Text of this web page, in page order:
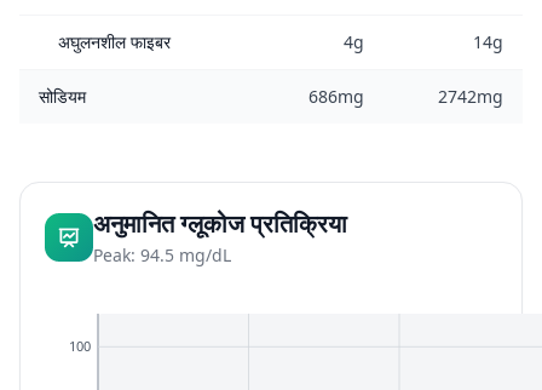
अघुलनशील फाइबर 4g 14g
सोडियम 686mg 2742mg
अनुमानित ग्लूकोज प्रतिक्रिया
Peak: 94.5 mg/dL
100